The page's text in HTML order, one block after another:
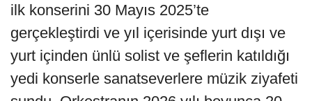
ilk konserini 30 Mayıs 2025’te
gerçekleştirdi ve yıl içerisinde yurt dışı ve
yurt içinden ünlü solist ve şeflerin katıldığı
yedi konserle sanatseverlere müzik ziyafeti